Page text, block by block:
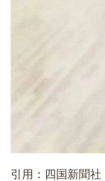
引用：四国新聞社